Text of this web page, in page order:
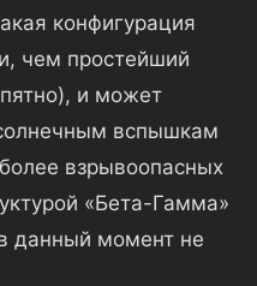
конфигурация
чем простейший
и может
вспышкам
взрывоопасных
«Бета-Гамма»
данный момент не